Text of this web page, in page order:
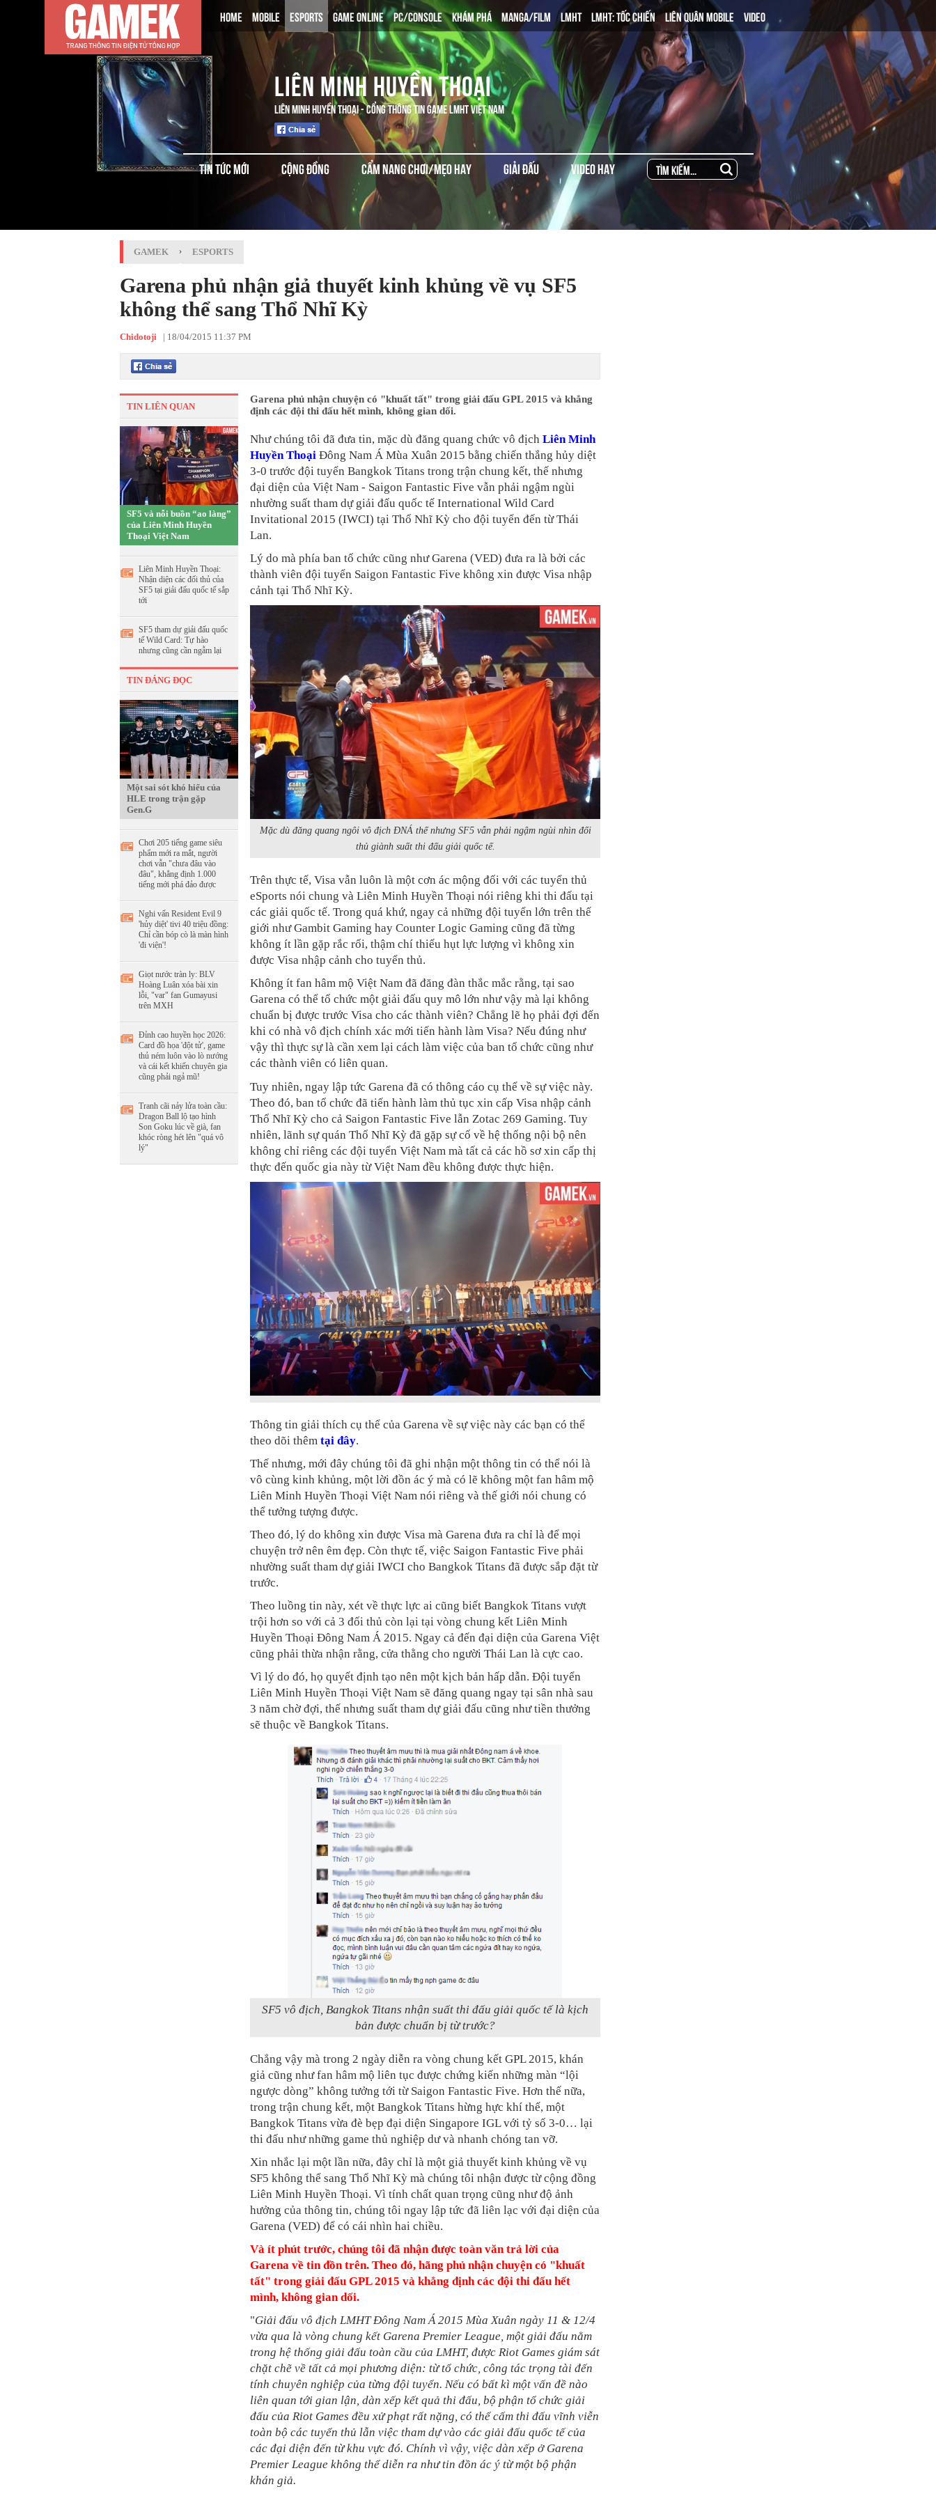
HOME MOBILE ESPORTS GAME ONLINE PC/CONSOLE KHÁM PHÁ MANGA/FILM LMHT LMHT: TỐC CHIẾN LIÊN QUÂN MOBILE VIDEO
LIÊN MINH HUYỀN THOẠI
LIÊN MINH HUYỀN THOẠI - CỔNG THÔNG TIN GAME LMHT VIỆT NAM
TIN TỨC MỚI CỘNG ĐỒNG CẨM NANG CHƠI/MẸO HAY GIẢI ĐẤU VIDEO HAY
GAMEK › ESPORTS
Garena phủ nhận giả thuyết kinh khủng về vụ SF5
không thể sang Thổ Nhĩ Kỳ
Chidotoji | 18/04/2015 11:37 PM
TIN LIÊN QUAN
SF5 và nỗi buồn “ao làng”
của Liên Minh Huyền
Thoại Việt Nam
Liên Minh Huyền Thoại:
Nhận diện các đối thủ của
SF5 tại giải đấu quốc tế sắp
tới
SF5 tham dự giải đấu quốc
tế Wild Card: Tự hào
nhưng cũng cần ngẫm lại
TIN ĐÁNG ĐỌC
Một sai sót khó hiểu của
HLE trong trận gặp
Gen.G
Chơi 205 tiếng game siêu
phẩm mới ra mắt, người
chơi vẫn "chưa đâu vào
đâu", khẳng định 1.000
tiếng mới phá đảo được
Nghi vấn Resident Evil 9
'hủy diệt' tivi 40 triệu đồng:
Chỉ cần bóp cò là màn hình
'đi viện'!
Giọt nước tràn ly: BLV
Hoàng Luân xóa bài xin
lỗi, "var" fan Gumayusi
trên MXH
Đỉnh cao huyền học 2026:
Card đồ họa 'đột tử', game
thủ ném luôn vào lò nướng
và cái kết khiến chuyên gia
cũng phải ngả mũ!
Tranh cãi nảy lửa toàn cầu:
Dragon Ball lộ tạo hình
Son Goku lúc về già, fan
khóc ròng hét lên "quá vô
lý"
Garena phủ nhận chuyện có "khuất tất" trong giải đấu GPL 2015 và khẳng
định các đội thi đấu hết mình, không gian dối.
Như chúng tôi đã đưa tin, mặc dù đăng quang chức vô địch Liên Minh
Huyền Thoại Đông Nam Á Mùa Xuân 2015 bằng chiến thắng hủy diệt
3-0 trước đội tuyển Bangkok Titans trong trận chung kết, thế nhưng
đại diện của Việt Nam - Saigon Fantastic Five vẫn phải ngậm ngùi
nhường suất tham dự giải đấu quốc tế International Wild Card
Invitational 2015 (IWCI) tại Thổ Nhĩ Kỳ cho đội tuyển đến từ Thái
Lan.
Lý do mà phía ban tổ chức cũng như Garena (VED) đưa ra là bởi các
thành viên đội tuyển Saigon Fantastic Five không xin được Visa nhập
cảnh tại Thổ Nhĩ Kỳ.
Mặc dù đăng quang ngôi vô địch ĐNÁ thế nhưng SF5 vẫn phải ngậm ngùi nhìn đối
thủ giành suất thi đấu giải quốc tế.
Trên thực tế, Visa vẫn luôn là một cơn ác mộng đối với các tuyển thủ
eSports nói chung và Liên Minh Huyền Thoại nói riêng khi thi đấu tại
các giải quốc tế. Trong quá khứ, ngay cả những đội tuyển lớn trên thế
giới như Gambit Gaming hay Counter Logic Gaming cũng đã từng
không ít lần gặp rắc rối, thậm chí thiếu hụt lực lượng vì không xin
được Visa nhập cảnh cho tuyển thủ.
Không ít fan hâm mộ Việt Nam đã đăng đàn thắc mắc rằng, tại sao
Garena có thể tổ chức một giải đấu quy mô lớn như vậy mà lại không
chuẩn bị được trước Visa cho các thành viên? Chẳng lẽ họ phải đợi đến
khi có nhà vô địch chính xác mới tiến hành làm Visa? Nếu đúng như
vậy thì thực sự là cần xem lại cách làm việc của ban tổ chức cũng như
các thành viên có liên quan.
Tuy nhiên, ngay lập tức Garena đã có thông cáo cụ thể về sự việc này.
Theo đó, ban tổ chức đã tiến hành làm thủ tục xin cấp Visa nhập cảnh
Thổ Nhĩ Kỳ cho cả Saigon Fantastic Five lẫn Zotac 269 Gaming. Tuy
nhiên, lãnh sự quán Thổ Nhĩ Kỳ đã gặp sự cố về hệ thống nội bộ nên
không chỉ riêng các đội tuyển Việt Nam mà tất cả các hồ sơ xin cấp thị
thực đến quốc gia này từ Việt Nam đều không được thực hiện.
Thông tin giải thích cụ thể của Garena về sự việc này các bạn có thể
theo dõi thêm tại đây.
Thế nhưng, mới đây chúng tôi đã ghi nhận một thông tin có thể nói là
vô cùng kinh khủng, một lời đồn ác ý mà có lẽ không một fan hâm mộ
Liên Minh Huyền Thoại Việt Nam nói riêng và thế giới nói chung có
thể tưởng tượng được.
Theo đó, lý do không xin được Visa mà Garena đưa ra chỉ là để mọi
chuyện trở nên êm đẹp. Còn thực tế, việc Saigon Fantastic Five phải
nhường suất tham dự giải IWCI cho Bangkok Titans đã được sắp đặt từ
trước.
Theo luồng tin này, xét về thực lực ai cũng biết Bangkok Titans vượt
trội hơn so với cả 3 đối thủ còn lại tại vòng chung kết Liên Minh
Huyền Thoại Đông Nam Á 2015. Ngay cả đến đại diện của Garena Việt
cũng phải thừa nhận rằng, cửa thằng cho người Thái Lan là cực cao.
Vì lý do đó, họ quyết định tạo nên một kịch bản hấp dẫn. Đội tuyển
Liên Minh Huyền Thoại Việt Nam sẽ đăng quang ngay tại sân nhà sau
3 năm chờ đợi, thế nhưng suất tham dự giải đấu cũng như tiền thưởng
sẽ thuộc về Bangkok Titans.
SF5 vô địch, Bangkok Titans nhận suất thi đấu giải quốc tế là kịch
bản được chuẩn bị từ trước?
Chẳng vậy mà trong 2 ngày diễn ra vòng chung kết GPL 2015, khán
giả cũng như fan hâm mộ liên tục được chứng kiến những màn “lội
ngược dòng” không tưởng tới từ Saigon Fantastic Five. Hơn thế nữa,
trong trận chung kết, một Bangkok Titans hừng hực khí thế, một
Bangkok Titans vừa đè bẹp đại diện Singapore IGL với tỷ số 3-0… lại
thi đấu như những game thủ nghiệp dư và nhanh chóng tan vỡ.
Xin nhắc lại một lần nữa, đây chỉ là một giả thuyết kinh khủng về vụ
SF5 không thể sang Thổ Nhĩ Kỳ mà chúng tôi nhận được từ cộng đồng
Liên Minh Huyền Thoại. Vì tính chất quan trọng cũng như độ ảnh
hưởng của thông tin, chúng tôi ngay lập tức đã liên lạc với đại diện của
Garena (VED) để có cái nhìn hai chiều.
Và ít phút trước, chúng tôi đã nhận được toàn văn trả lời của
Garena về tin đồn trên. Theo đó, hãng phủ nhận chuyện có "khuất
tất" trong giải đấu GPL 2015 và khẳng định các đội thi đấu hết
mình, không gian dối.
"Giải đấu vô địch LMHT Đông Nam Á 2015 Mùa Xuân ngày 11 & 12/4
vừa qua là vòng chung kết Garena Premier League, một giải đấu nằm
trong hệ thống giải đấu toàn cầu của LMHT, được Riot Games giám sát
chặt chẽ về tất cả mọi phương diện: từ tổ chức, công tác trọng tài đến
tính chuyên nghiệp của từng đội tuyển. Nếu có bất kì một vấn đề nào
liên quan tới gian lận, dàn xếp kết quả thi đấu, bộ phận tổ chức giải
đấu của Riot Games đều xử phạt rất nặng, có thể cấm thi đấu vĩnh viễn
toàn bộ các tuyển thủ lẫn việc tham dự vào các giải đấu quốc tế của
các đại diện đến từ khu vực đó. Chính vì vậy, việc dàn xếp ở Garena
Premier League không thể diễn ra như tin đồn ác ý từ một bộ phận
khán giả.